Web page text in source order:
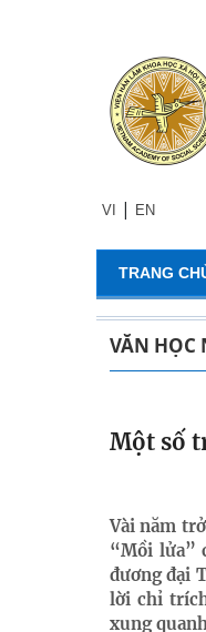
VI | EN
TRANG
VĂN HỌC
Một số
Vài năm
“Mồi lửa”
đương đại
lời chỉ
xung